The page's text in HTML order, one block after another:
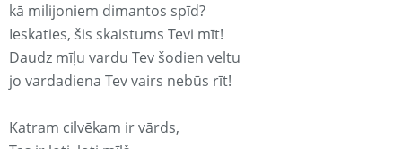
kā milijoniem dimantos spīd?
Ieskaties, šis skaistums Tevi mīt!
Daudz mīļu vardu Tev šodien veltu
jo vardadiena Tev vairs nebūs rīt!
Katram cilvēkam ir vārds,